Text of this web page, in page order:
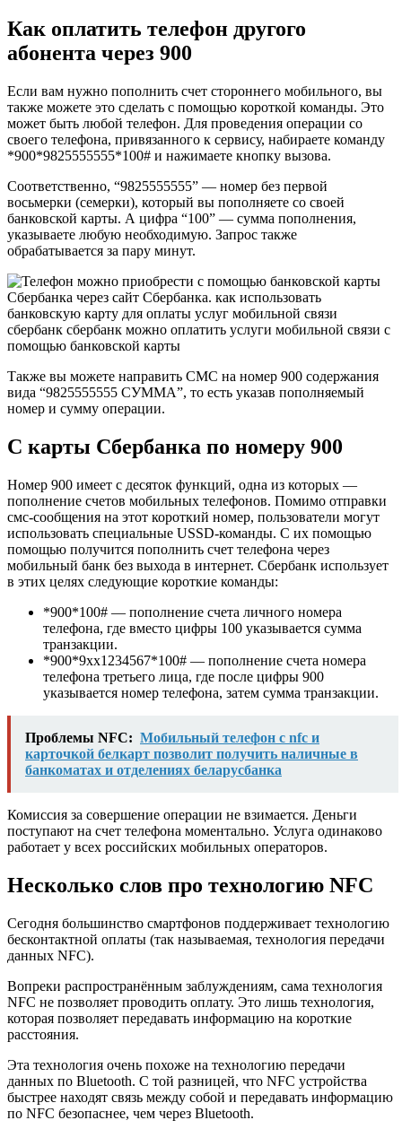
Как оплатить телефон другого
абонента через 900
Если вам нужно пополнить счет стороннего мобильного, вы
также можете это сделать с помощью короткой команды. Это
может быть любой телефон. Для проведения операции со
своего телефона, привязанного к сервису, набираете команду
*900*9825555555*100# и нажимаете кнопку вызова.
Соответственно, “9825555555” — номер без первой
восьмерки (семерки), который вы пополняете со своей
банковской карты. А цифра “100” — сумма пополнения,
указываете любую необходимую. Запрос также
обрабатывается за пару минут.
Также вы можете направить СМС на номер 900 содержания
вида “9825555555 СУММА”, то есть указав пополняемый
номер и сумму операции.
С карты Сбербанка по номеру 900
Номер 900 имеет с десяток функций, одна из которых —
пополнение счетов мобильных телефонов. Помимо отправки
смс-сообщения на этот короткий номер, пользователи могут
использовать специальные USSD-команды. С их помощью
помощью получится пополнить счет телефона через
мобильный банк без выхода в интернет. Сбербанк использует
в этих целях следующие короткие команды:
*900*100# — пополнение счета личного номера
телефона, где вместо цифры 100 указывается сумма
транзакции.
*900*9xx1234567*100# — пополнение счета номера
телефона третьего лица, где после цифры 900
указывается номер телефона, затем сумма транзакции.
Проблемы NFC: Мобильный телефон с nfc и
карточкой белкарт позволит получить наличные в
банкоматах и отделениях беларусбанка
Комиссия за совершение операции не взимается. Деньги
поступают на счет телефона моментально. Услуга одинаково
работает у всех российских мобильных операторов.
Несколько слов про технологию NFC
Сегодня большинство смартфонов поддерживает технологию
бесконтактной оплаты (так называемая, технология передачи
данных NFC).
Вопреки распространённым заблуждениям, сама технология
NFC не позволяет проводить оплату. Это лишь технология,
которая позволяет передавать информацию на короткие
расстояния.
Эта технология очень похоже на технологию передачи
данных по Bluetooth. С той разницей, что NFC устройства
быстрее находят связь между собой и передавать информацию
по NFC безопаснее, чем через Bluetooth.